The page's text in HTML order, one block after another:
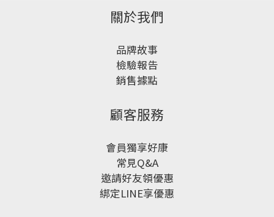
關於我們
品牌故事
檢驗報告
銷售據點
顧客服務
會員獨享好康
常見Q&A
邀請好友領優惠
綁定LINE享優惠